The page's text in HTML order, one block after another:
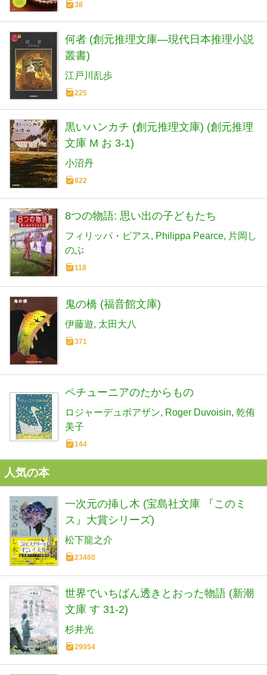
38
何者 (創元推理文庫―現代日本推理小説
叢書)
江戸川乱歩
225
黒いハンカチ (創元推理文庫) (創元推理
文庫 M お 3-1)
小沼丹
822
8つの物語: 思い出の子どもたち
フィリッパ・ピアス Philippa Pearce
片岡し
のぶ
118
鬼の橋 (福音館文庫)
伊藤遊 太田大八
371
ペチューニアのたからもの
ロジャーデュボアザン Roger Duvoisin 乾侑
美子
144
人気の本
一次元の挿し木 (宝島社文庫 『このミ
ス』大賞シリーズ)
松下龍之介
23460
世界でいちばん透きとおった物語 (新潮
文庫 す 31-2)
杉井光
29954